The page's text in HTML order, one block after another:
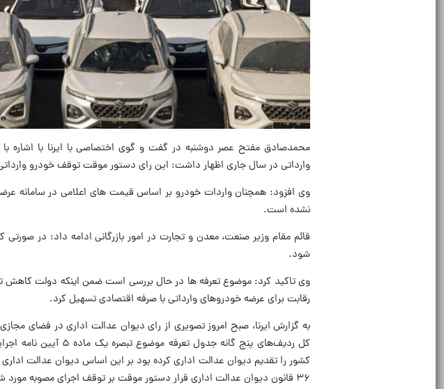
محمدصادق مفتح عصر دوشنبه در گفت و گوی اختصاصی با ایرنا با اشاره
وارداتی در سال جاری اظهار داشت: این رای دستور موقت توقف خودرو
وی افزود: همچنان واردات خودرو بر اساس قیمت های اعلامی در سامانه
نشده است.
قائم مقام وزیر صنعت، معدن و تجارت در امور بازرگانی ادامه داد: در
شود.
وی تاکید کرد: موضوع تعرفه ها در حال بررسی است ضمن اینکه دولت کاهش
رقابت برای عرضه خودروهای وارداتی با صرفه اقتصادی تسهیل کرد.
به گزارش ایرنا، صبح امروز تصویری از رای دیوان عدالت اداری در فضای
۳۶ قانون دیوان عدالت اداری قرار دستور موقت بر توقف اجرای مصوبه مورد شکایت صادر کرد.